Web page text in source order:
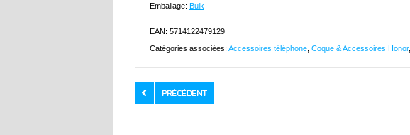
Emballage: Bulk
EAN: 5714122479129
Catégories associées: Accessoires téléphone Coque & Accessoires Honor,